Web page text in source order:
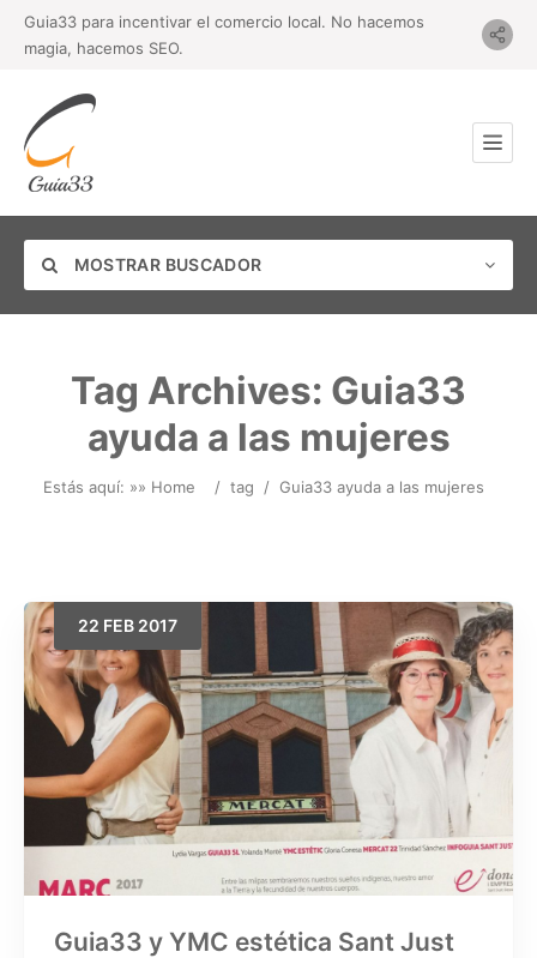
Guia33 para incentivar el comercio local. No hacemos
magia, hacemos SEO.
MOSTRAR BUSCADOR
Categoría
Ubicación
Buscar
Tag Archives: Guia33
ayuda a las mujeres
Estás aquí: »» Home / tag / Guia33 ayuda a las mujeres
22 FEB 2017
Guia33 y YMC estética Sant Just